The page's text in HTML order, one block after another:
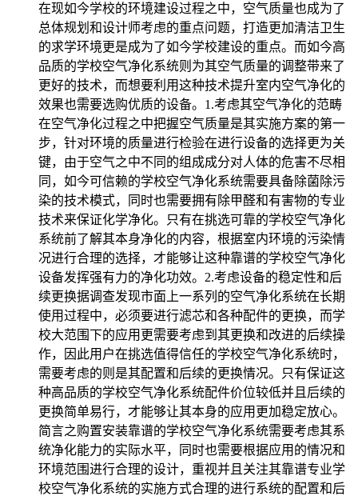
在现如今学校的环境建设过程之中，空气质量也成为了
总体规划和设计师考虑的重点问题，打造更加清洁卫生
的求学环境更是成为了如今学校建设的重点。而如今高
品质的学校空气净化系统则为其空气质量的调整带来了
更好的技术，而想要利用这种技术提升室内空气净化的
效果也需要选购优质的设备。1.考虑其空气净化的范畴
在空气净化过程之中把握空气质量是其实施方案的第一
步，针对环境的质量进行检验在进行设备的选择更为关
键，由于空气之中不同的组成成分对人体的危害不尽相
同，如今可信赖的学校空气净化系统需要具备除菌除污
染的技术模式，同时也需要拥有除甲醛和有害物的专业
技术来保证化学净化。只有在挑选可靠的学校空气净化
系统前了解其本身净化的内容，根据室内环境的污染情
况进行合理的选择，才能够让这种靠谱的学校空气净化
设备发挥强有力的净化功效。2.考虑设备的稳定性和后
续更换据调查发现市面上一系列的空气净化系统在长期
使用过程中，必须要进行滤芯和各种配件的更换，而学
校大范围下的应用更需要考虑到其更换和改进的后续操
作，因此用户在挑选值得信任的学校空气净化系统时，
需要考虑的则是其配置和后续的更换情况。只有保证这
种高品质的学校空气净化系统配件价位较低并且后续的
更换简单易行，才能够让其本身的应用更加稳定放心。
简言之购置安装靠谱的学校空气净化系统需要考虑其系
统净化能力的实际水平，同时也需要根据应用的情况和
环境范围进行合理的设计，重视并且关注其靠谱专业学
校空气净化系统的实施方式合理的进行系统的配置和后